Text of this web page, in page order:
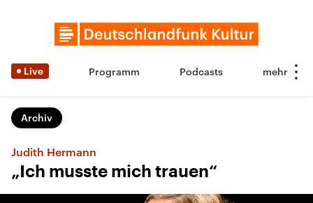
Live Programm Podcasts
Archiv
Judith Hermann
„Ich musste mich trauen“